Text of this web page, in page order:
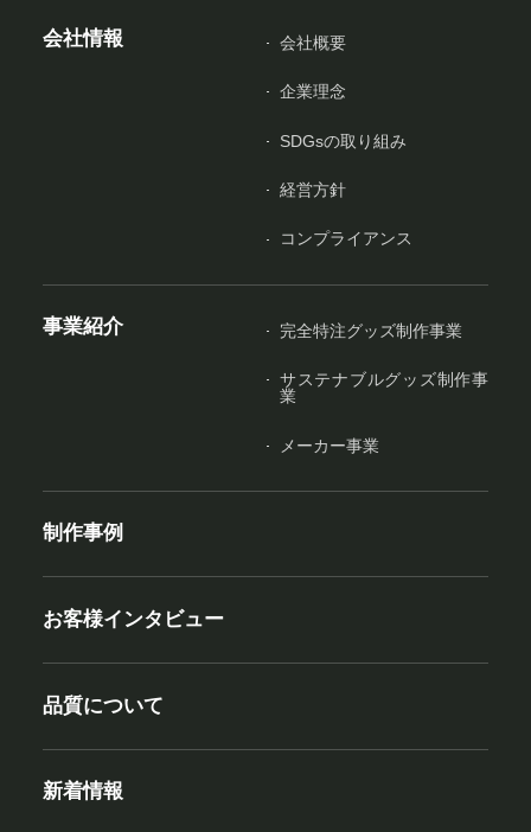
会社情報 会社概要
企業理念
SDGsの取り組み
経営方針
コンプライアンス
事業紹介 完全特注グッズ制作事業
サステナブルグッズ制作事
業
メーカー事業
制作事例
お客様インタビュー
品質について
新着情報